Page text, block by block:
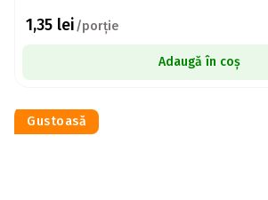
1,35 lei/porție
Adaugă în coș
Gustoasă